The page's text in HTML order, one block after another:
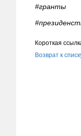
#гранты
Короткая
Возврат к